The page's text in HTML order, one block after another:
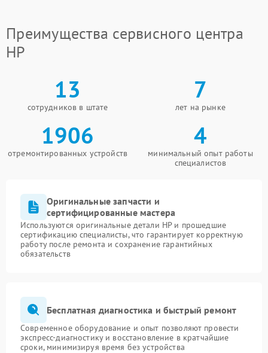
Преимущества сервисного центра
HP
13
сотрудников в штате
7
лет на рынке
1906
отремонтированных устройств
4
минимальный опыт работы
специалистов
Оригинальные запчасти и
сертифицированные мастера
Используются оригинальные детали HP и прошедшие
сертификацию специалисты, что гарантирует корректную
работу после ремонта и сохранение гарантийных
обязательств
Бесплатная диагностика и быстрый ремонт
Современное оборудование и опыт позволяют провести
экспресс-диагностику и восстановление в кратчайшие
сроки, минимизируя время без устройства